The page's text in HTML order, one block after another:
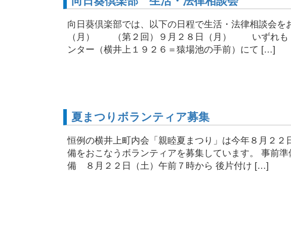
向日葵倶楽部では、以下の日程で生活・法律相談
（月） （第２回）９月２８日（月） いずれ
ンター（横井上１９２６＝猿場池の手前）にて […]
夏まつりボランティア募集
恒例の横井上町内会「親睦夏まつり」は今年８月２
備をおこなうボランティアを募集しています。 事前
備 ８月２２日（土）午前７時から 後片付け […]